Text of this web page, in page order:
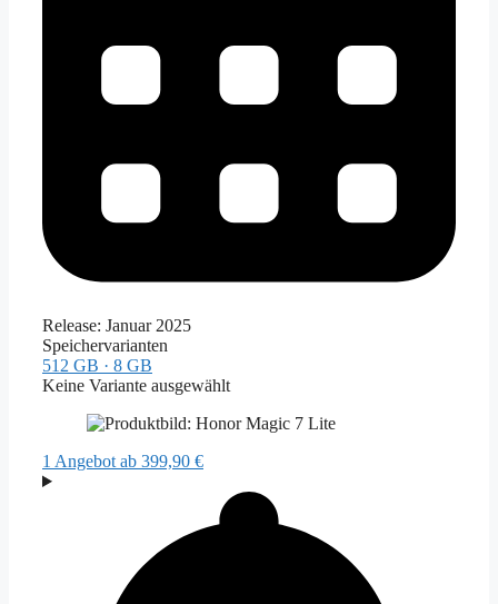
Release: Januar 2025
Speichervarianten
512 GB · 8 GB
Keine Variante ausgewählt
1 Angebot ab 399,90 €